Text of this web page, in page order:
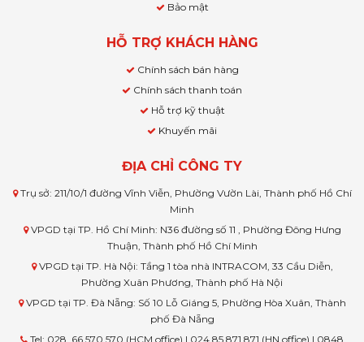
Bảo mật
HỖ TRỢ KHÁCH HÀNG
Chính sách bán hàng
Chính sách thanh toán
Hỗ trợ kỹ thuật
Khuyến mãi
ĐỊA CHỈ CÔNG TY
Trụ sở: 211/10/1 đường Vĩnh Viễn, Phường Vườn Lài, Thành phố Hồ Chí
Minh
VPGD tại TP. Hồ Chí Minh: N36 đường số 11 , Phường Đông Hưng
Thuận, Thành phố Hồ Chí Minh
VPGD tại TP. Hà Nội: Tầng 1 tòa nhà INTRACOM, 33 Cầu Diễn,
Phường Xuân Phương, Thành phố Hà Nội
VPGD tại TP. Đà Nẵng: Số 10 Lỗ Giáng 5, Phường Hòa Xuân, Thành
phố Đà Nẵng
Tel: 028. 66 570 570 (HCM office) | 024.85 871 871 (HN office) | 0848